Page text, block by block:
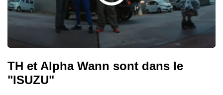
TH et Alpha Wann sont dans le
"ISUZU"